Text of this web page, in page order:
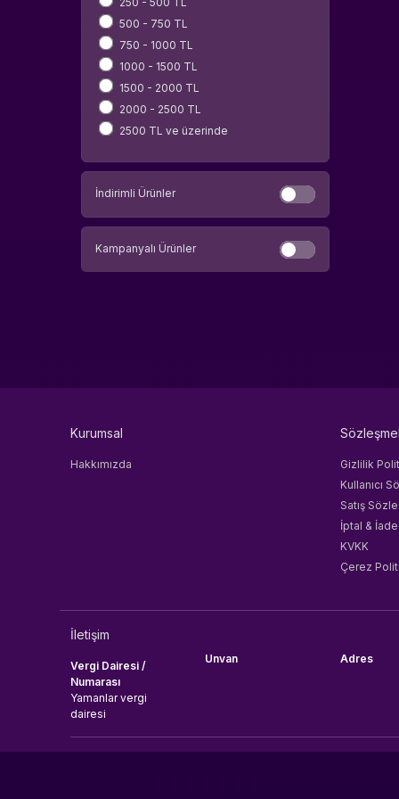
Tencent
Switch
GOG.COM
Microsoft Store
uPlay
Rockstar Games Launcher
500 - 750 TL
750 - 1000 TL
1000 - 1500 TL
1500 - 2000 TL
2000 - 2500 TL
2500 TL ve üzerinde
İndirimli Ürünler
Kampanyalı Ürünler
Kurumsal
Hakkımızda
Gizlilik
Kullanıcı
Satış
İptal & İade
KVKK
Çerez
İletişim
Vergi Dairesi /
Numarası
Yamanlar vergi
dairesi
Unvan Adres